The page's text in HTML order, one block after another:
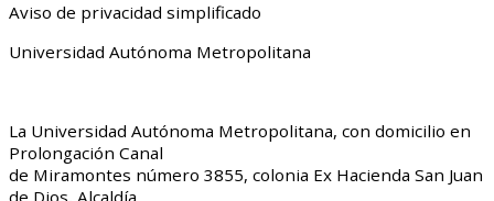
Aviso de privacidad simplificado
Universidad Autónoma Metropolitana
La Universidad Autónoma Metropolitana, con domicilio en
Prolongación Canal
de Miramontes número 3855, colonia Ex Hacienda San Juan
de Dios, Alcaldía